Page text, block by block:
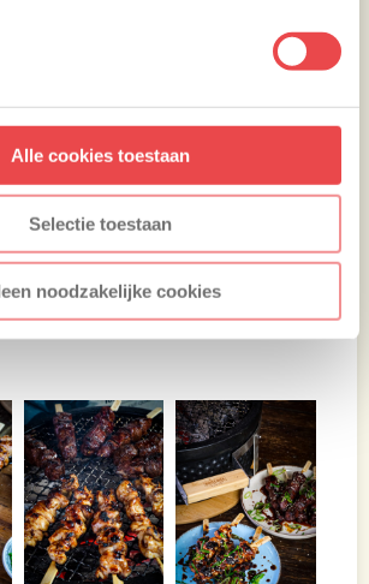
Alle cookies toestaan
Selectie toestaan
noodzakelijke cookies
spiesen zijn nu voldoende gaar
van de barbecue en bedek
alle kanten met de saus. Leg
de saus mooi kan
Haal ze vervolgens van de